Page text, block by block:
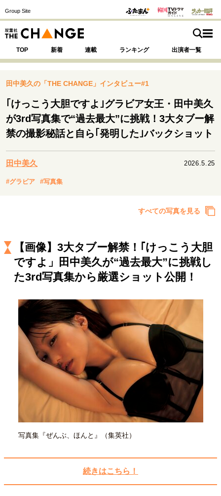
Group Site
TOP 新着 連載 ランキング 出演者一覧
SPECIAL 注目の記事テーマで探す
運命を変えた出会い
挫折からの再起
表現者の葛藤
セカンドキャリアの描き方
独立という決断
大人の学び直し
ファーストキャリアを拓く
夢を掴む選択
経営・ビジネス
リーダーの流儀 変革の原動力
次世代へのバトン
トップが描く未来
重圧との向き合い方 一流のルーティン
20代の現在地
忘れられない言葉
10代・20代の土台
ライフスタイル・生き方
熱狂できるもの
田中美久の「THE CHANGE」インタビュー#1
｢けっこう大胆ですよ｣グラビア女王・田中美久
が3rd写真集で“過去最大”に挑戦！3大タブー解
禁の撮影秘話と自ら｢発明した｣バックショット
田中美久 2026.5.25
#グラビア #写真集
すべての写真を見る
【画像】3大タブー解禁！｢けっこう大胆
ですよ」田中美久が“過去最大”に挑戦し
た3rd写真集から厳選ショット公開！
写真集『ぜんぶ、ほんと』（集英社）
続きはこちら！